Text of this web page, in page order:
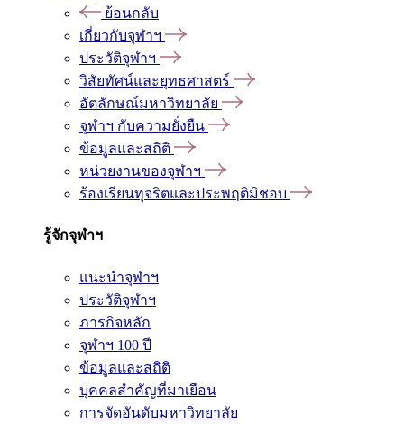
ย้อนกลับ
เกี่ยวกับจุฬาฯ
ประวัติจุฬาฯ
วิสัยทัศน์และยุทธศาสตร์
อัตลักษณ์มหาวิทยาลัย
จุฬาฯ กับความยั่งยืน
ข้อมูลและสถิติ
หน่วยงานของจุฬาฯ
ร้องเรียนทุจริตและประพฤติมิชอบ
รู้จักจุฬาฯ
แนะนำจุฬาฯ
ประวัติจุฬาฯ
ภารกิจหลัก
จุฬาฯ 100 ปี
ข้อมูลและสถิติ
บุคคลสำคัญที่มาเยือน
การจัดอันดับมหาวิทยาลัย